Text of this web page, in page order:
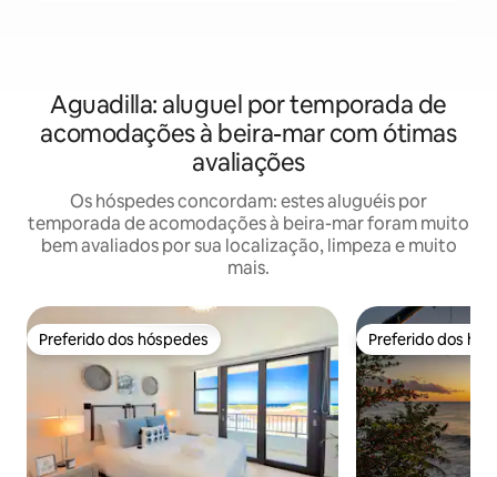
Aguadilla: aluguel por temporada de
acomodações à beira-mar com ótimas
avaliações
Os hóspedes concordam: estes aluguéis por
temporada de acomodações à beira-mar foram muito
bem avaliados por sua localização, limpeza e muito
mais.
Preferido dos hóspedes
Preferido dos hóspedes Preferido dos
Preferido dos